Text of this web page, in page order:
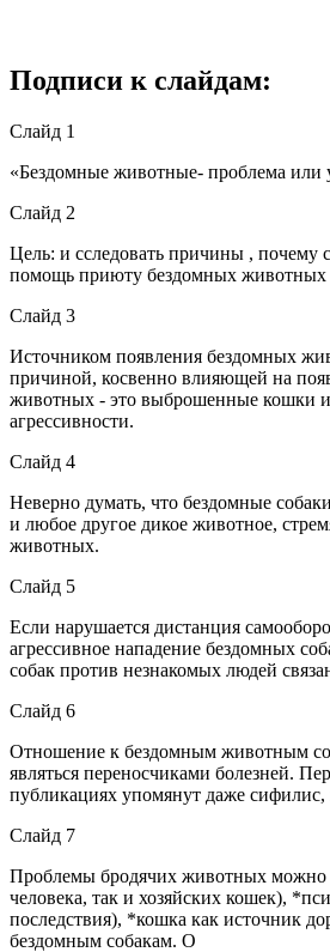
Подписи к слайдам:
Слайд 1
«Бездомные животные- проблема или
Слайд 2
Цель: и сследовать причины , почему
помощь приюту бездомных животных
Слайд 3
Источником появления бездомных
причиной, косвенно влияющей на
животных - это выброшенные кошки и
агрессивности.
Слайд 4
Неверно думать, что бездомные
и любое другое дикое животное,
животных.
Слайд 5
Если нарушается дистанция
агрессивное нападение бездомных
собак против незнакомых людей
Слайд 6
Отношение к бездомным животным со
являться переносчиками болезней.
публикациях упомянут даже сифилис,
Слайд 7
Проблемы бродячих животных можно
человека, так и хозяйских кошек),
последствия), *кошка как источник
бездомным собакам. О